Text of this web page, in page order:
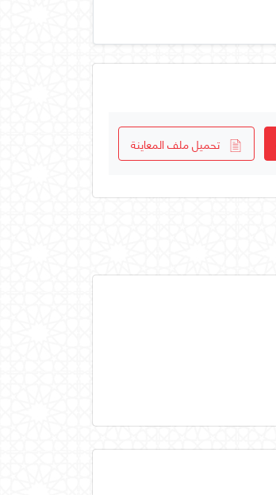
تحميل ملف المعاينة